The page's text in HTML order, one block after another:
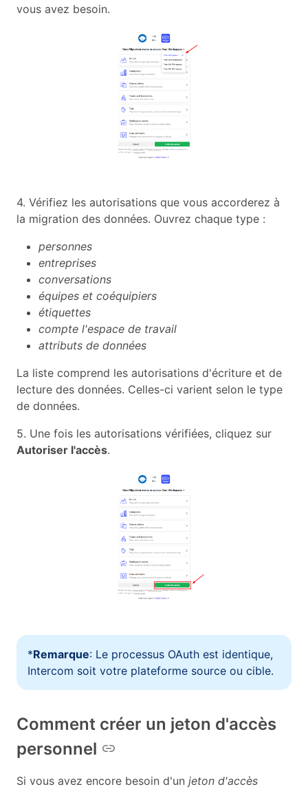
vous avez besoin.
4. Vérifiez les autorisations que vous accorderez à
la migration des données. Ouvrez chaque type :
personnes
entreprises
conversations
équipes et coéquipiers
étiquettes
compte l'espace de travail
attributs de données
La liste comprend les autorisations d'écriture et de
lecture des données. Celles-ci varient selon le type
de données.
5. Une fois les autorisations vérifiées, cliquez sur
Autoriser l'accès.
*Remarque: Le processus OAuth est identique,
Intercom soit votre plateforme source ou cible.
Comment créer un jeton d'accès
personnel
Si vous avez encore besoin d'un jeton d'accès